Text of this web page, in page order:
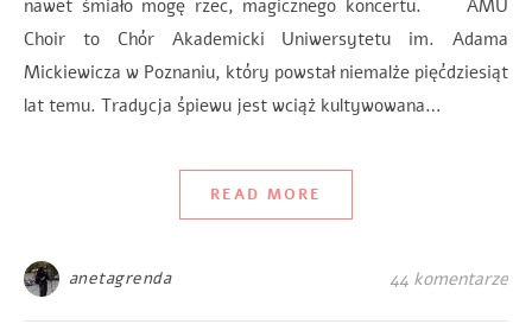
nawet śmiało mogę rzec, magicznego koncertu. AMU
Choir to Chór Akademicki Uniwersytetu im. Adama
Mickiewicza w Poznaniu, który powstał niemalże pięćdziesiąt
lat temu. Tradycja śpiewu jest wciąż kultywowana…
READ MORE
anetagrenda 44 komentarze